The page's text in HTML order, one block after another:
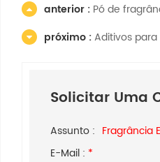
anterior : Pó de
próximo :Aditivos
Solicitar Uma
Assunto : Fragrância
E-Mail : *